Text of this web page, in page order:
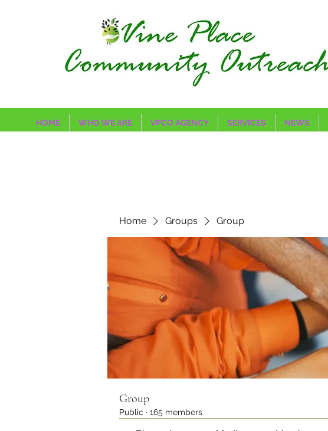
HOME WHO WE ARE VPCO AGENCY SERVICES NEWS
Home Groups Group
Group
Public · 165 members